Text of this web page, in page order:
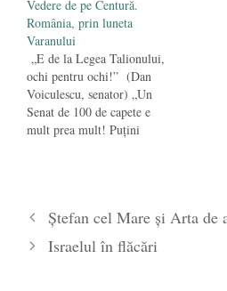
Vedere de pe Centură.
România, prin luneta
Varanului
„E de la Legea Talionului,
ochi pentru ochi!” (Dan
Voiculescu, senator) „Un
Senat de 100 de capete e
mult prea mult! Puţini
geometru) „Noi vrem să
lasă nici la transporturi, nici
Ştefan cel Mare şi Arta de
Israelul în flăcări